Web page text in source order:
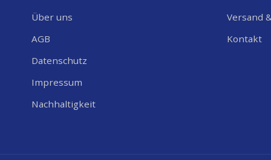
Über uns
AGB
Datenschutz
Impressum
Nachhaltigkeit
Versand
Kontakt